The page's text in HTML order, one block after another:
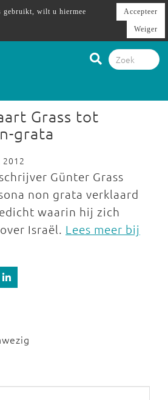
Grass tot
grata
2012
Günter Grass
non grata verklaard
waarin hij zich
Israël. Lees meer bij
gebruikt, wilt u hiermee
Accepteer
Weiger